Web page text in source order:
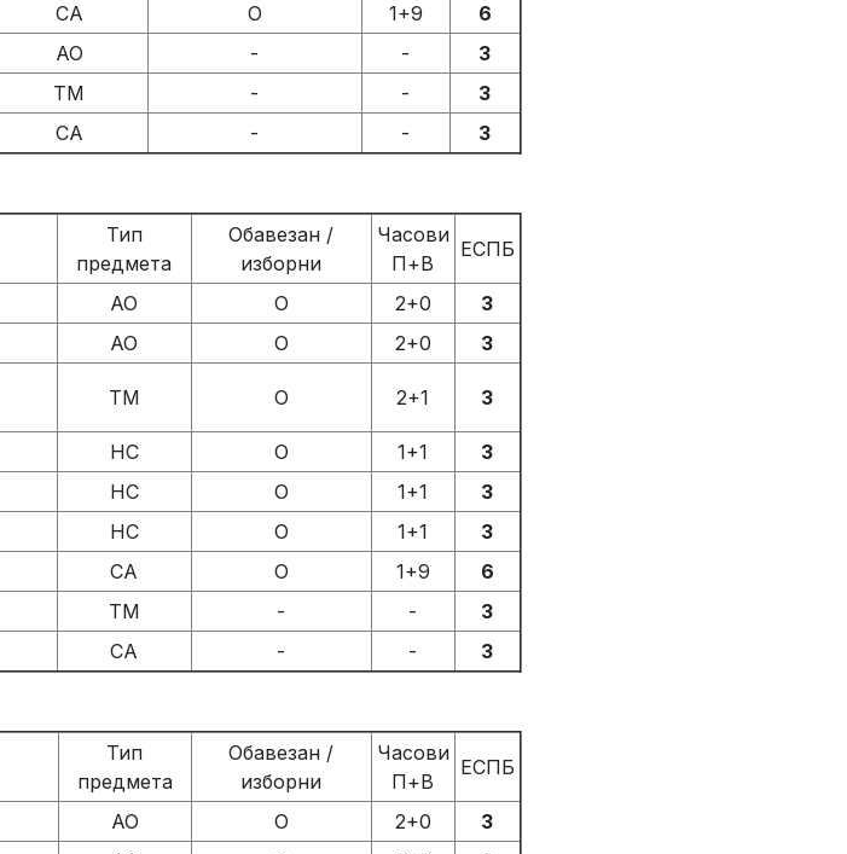
СА О 1+9
6
АО - -
3
ТМ - -
3
СА - - 3
Тип
предмета
Обавезан /
изборни
Часови
П+В
ЕСПБ
АО О 2+0
3
АО О 2+0 3
ТМ О 2+1 3
НС О 1+1
3
НС О 1+1
3
НС О 1+1
3
СА О 1+9
6
ТМ - -
3
СА - - 3
Тип
предмета
Обавезан /
изборни
Часови
П+В
ЕСПБ
АО О 2+0
3